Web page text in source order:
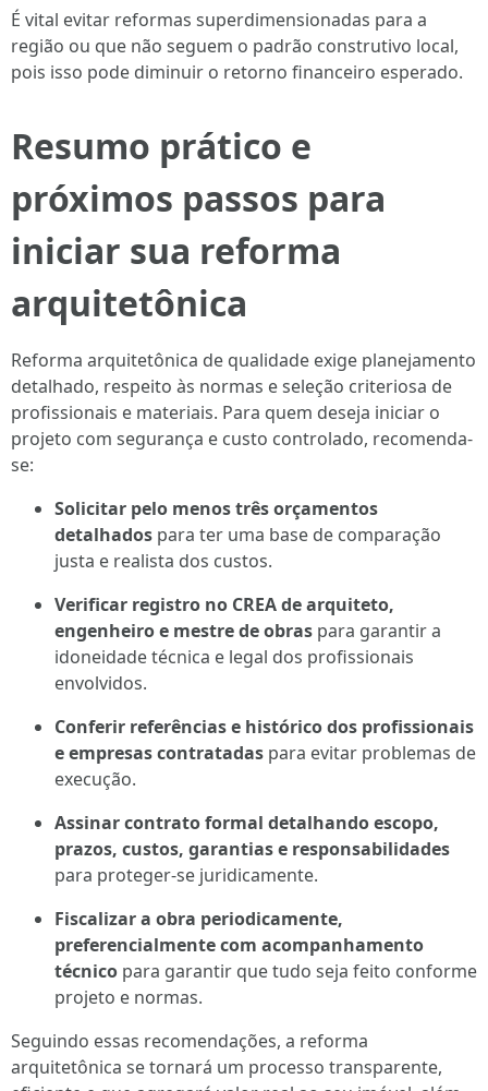
É vital evitar reformas superdimensionadas para a
região ou que não seguem o padrão construtivo local,
pois isso pode diminuir o retorno financeiro esperado.
Resumo prático e
próximos passos para
iniciar sua reforma
arquitetônica
Reforma arquitetônica de qualidade exige planejamento
detalhado, respeito às normas e seleção criteriosa de
profissionais e materiais. Para quem deseja iniciar o
projeto com segurança e custo controlado, recomenda-
se:
Solicitar pelo menos três orçamentos
detalhados para ter uma base de comparação
justa e realista dos custos.
Verificar registro no CREA de arquiteto,
engenheiro e mestre de obras para garantir a
idoneidade técnica e legal dos profissionais
envolvidos.
Conferir referências e histórico dos profissionais
e empresas contratadas para evitar problemas de
execução.
Assinar contrato formal detalhando escopo,
prazos, custos, garantias e responsabilidades
para proteger-se juridicamente.
Fiscalizar a obra periodicamente,
preferencialmente com acompanhamento
técnico para garantir que tudo seja feito conforme
projeto e normas.
Seguindo essas recomendações, a reforma
arquitetônica se tornará um processo transparente,